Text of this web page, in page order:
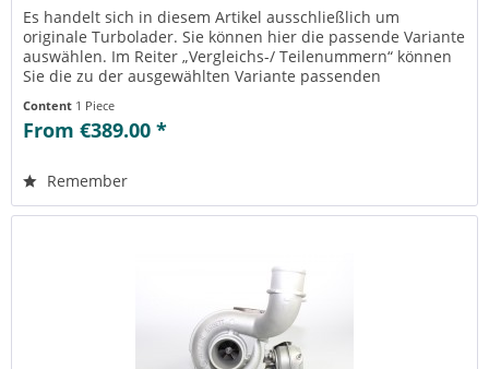
Es handelt sich in diesem Artikel ausschließlich um
originale Turbolader. Sie können hier die passende Variante
auswählen. Im Reiter „Vergleichs-/ Teilenummern“ können
Sie die zu der ausgewählten Variante passenden
Content 1 Piece
From €389.00 *
Remember